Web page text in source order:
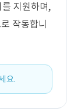
지원하며,
작동합니
요.